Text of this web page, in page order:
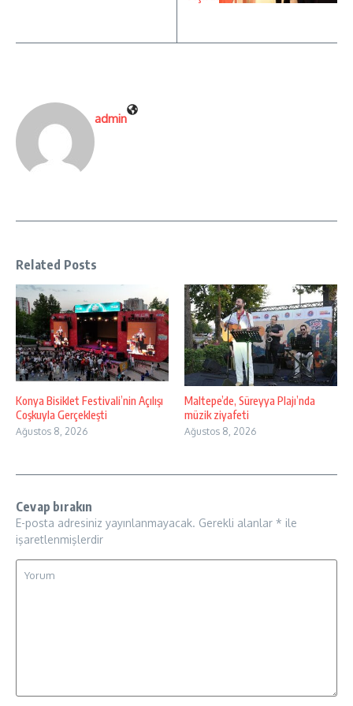
admin
Related Posts
Konya Bisiklet Festivali’nin Açılışı
Coşkuyla Gerçekleşti
Ağustos 8, 2026
Maltepe’de, Süreyya Plajı’nda
müzik ziyafeti
Ağustos 8, 2026
Cevap bırakın
E-posta adresiniz yayınlanmayacak. Gerekli alanlar * ile
işaretlenmişlerdir